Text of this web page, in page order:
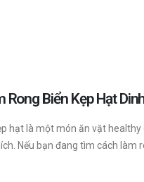
Rong Biển Kẹp Hạt
hạt là một món ăn vặt
Nếu bạn đang tìm cách làm